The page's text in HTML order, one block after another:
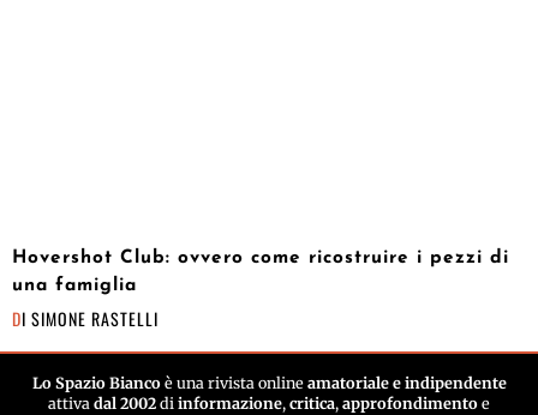
Hovershot Club: ovvero come ricostruire i pezzi di
una famiglia
DI SIMONE RASTELLI
Lo Spazio Biancoè una rivista online amatoriale e indipendente
attiva dal 2002 di informazione, critica, approfondimento e